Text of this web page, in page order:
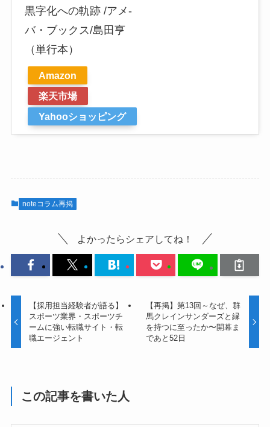
黒字化への軌跡 /アメ-
バ・ブックス/島田亨
（単行本）
Amazon
楽天市場
Yahooショッピング
noteコラム再掲
よかったらシェアしてね！
【採用担当経験者が語る】
スポーツ業界・スポーツチ
ームに強い転職サイト・転
職エージェント
【再掲】第13回～なぜ、群
馬クレインサンダーズと縁
を持つに至ったか〜開幕ま
であと52日
この記事を書いた人